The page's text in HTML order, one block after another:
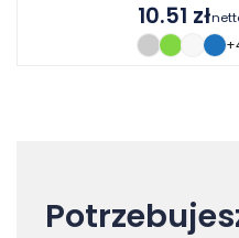
10.51 zł